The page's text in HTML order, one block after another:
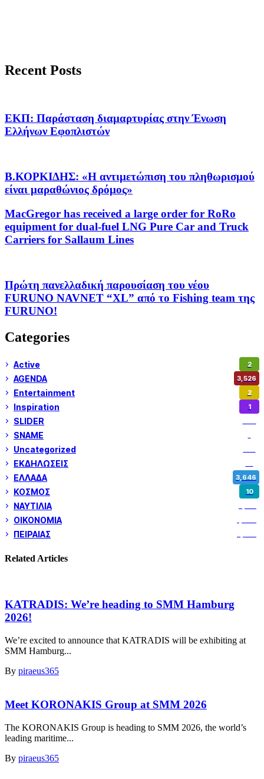
Recent Posts
ΕΚΠ: Παράσταση διαμαρτυρίας στην Ένωση
Ελλήνων Εφοπλιστών
Β.ΚΟΡΚΙΔΗΣ: «Η αντιμετώπιση του πληθωρισμού
είναι μαραθώνιος δρόμος»
MacGregor has received a large order for RoRo
equipment for dual-fuel LNG Pure Car and Truck
Carriers for Sallaum Lines
Πρώτη πανελλαδική παρουσίαση του νέου
FURUNO NAVNET “XL” από το Fishing team της
FURUNO!
Categories
Active 2
AGENDA 3,526
Entertainment 2
Inspiration 1
SLIDER
SNAME
Uncategorized
ΕΚΔΗΛΩΣΕΙΣ
ΕΛΛΑΔΑ 3,646
ΚΟΣΜΟΣ 10
ΝΑΥΤΙΛΙΑ
ΟΙΚΟΝΟΜΙΑ
ΠΕΙΡΑΙΑΣ
Related Articles
KATRADIS: We’re heading to SMM Hamburg
2026!
We’re excited to announce that KATRADIS will be exhibiting at
SMM Hamburg...
By piraeus365
Meet KORONAKIS Group at SMM 2026
The KORONAKIS Group is heading to SMM 2026, the world’s
leading maritime...
By piraeus365